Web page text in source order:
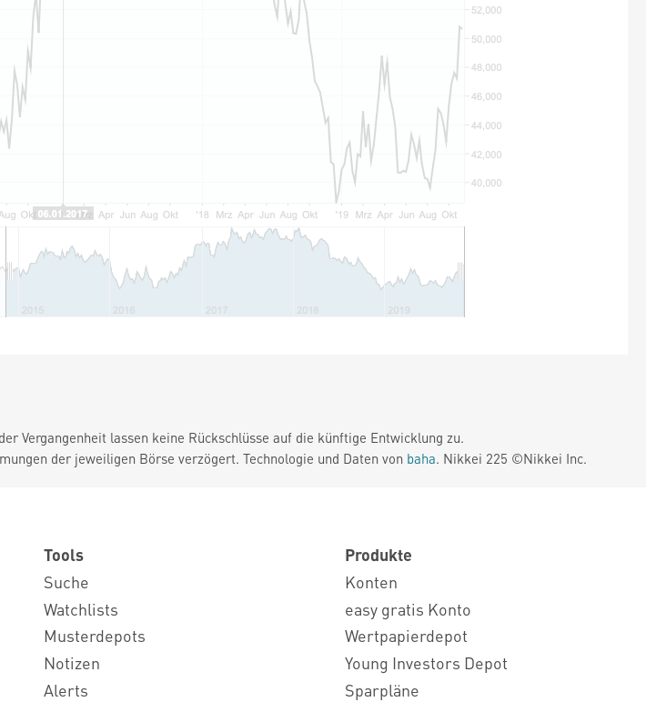
Vergangenheit lassen keine Rückschlüsse auf die künftige Entwicklung zu.
der jeweiligen Börse verzögert. Technologie und Daten von baha. Nikkei 225 ©Nikkei Inc.
Tools
Suche
Watchlists
Musterdepots
Notizen
Alerts
Produkte
Konten
easy gratis Konto
Wertpapierdepot
Young Investors Depot
Sparpläne